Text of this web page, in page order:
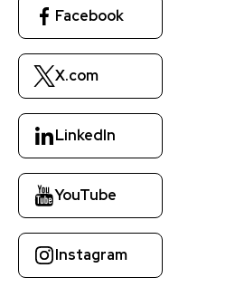
Maximaal 5
bestanden.32
MB
limiet.Toegestane
types: pdf,
doc, docx,
jpg, odt.
Opmerking
Facebook
X.com
LinkedIn
YouTube
Instagram